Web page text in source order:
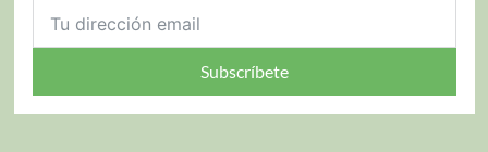
Subscríbete